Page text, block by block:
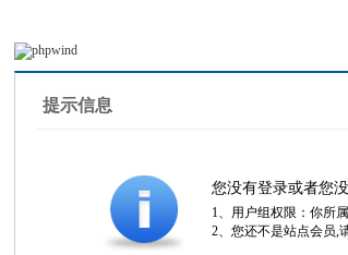
提示信息
您没有登录或者您
1、用户组权限：你所
2、您还不是站点会员,